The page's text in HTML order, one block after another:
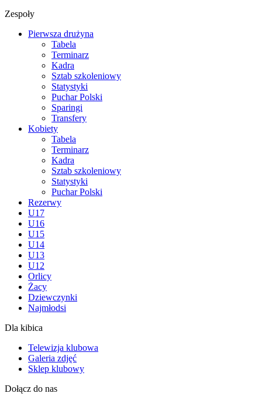
Zespoły
Pierwsza drużyna
Tabela
Terminarz
Kadra
Sztab szkoleniowy
Statystyki
Puchar Polski
Sparingi
Transfery
Kobiety
Tabela
Terminarz
Kadra
Sztab szkoleniowy
Statystyki
Puchar Polski
Rezerwy
U17
U16
U15
U14
U13
U12
Orlicy
Żacy
Dziewczynki
Najmłodsi
Dla kibica
Telewizja klubowa
Galeria zdjęć
Sklep klubowy
Dołącz do nas